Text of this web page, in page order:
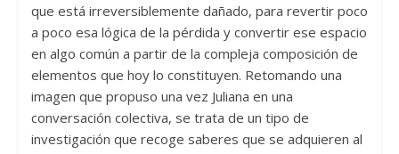
que está irreversiblemente dañado, para revertir poco
a poco esa lógica de la pérdida y convertir ese espacio
en algo común a partir de la compleja composición de
elementos que hoy lo constituyen. Retomando una
imagen que propuso una vez Juliana en una
conversación colectiva, se trata de un tipo de
investigación que recoge saberes que se adquieren al